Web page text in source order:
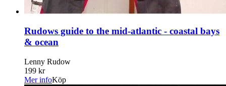
Rudows guide to the mid-atlantic - coastal bays
& ocean
Lenny Rudow
199 kr
Mer infoKöp